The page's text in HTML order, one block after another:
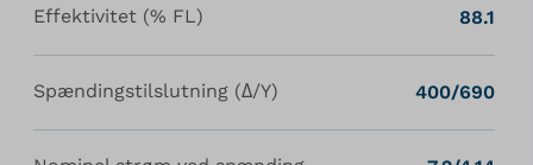
Effektivitet (% FL) 88.1
Spændingstilslutning (Δ/Y) 400/690